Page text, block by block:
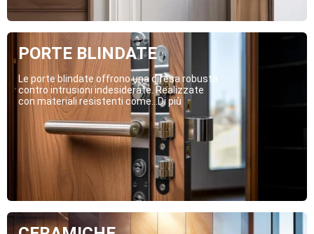
PORTE BLINDATE
Le porte blindate offrono una difesa robusta
contro intrusioni indesiderate. Realizzate
con materiali resistenti come...Di più